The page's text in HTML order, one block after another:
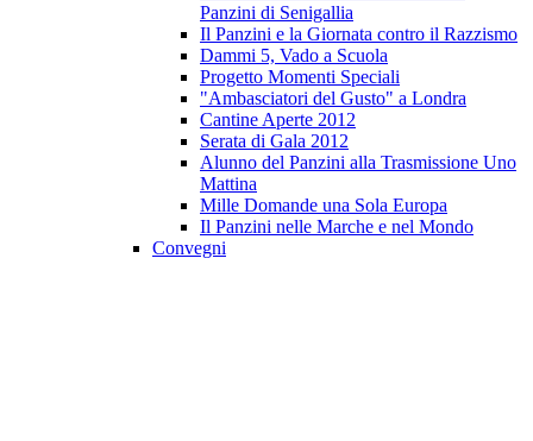
Panzini di Senigallia
Il Panzini e la Giornata contro il Razzismo
Dammi 5, Vado a Scuola
Progetto Momenti Speciali
"Ambasciatori del Gusto" a Londra
Cantine Aperte 2012
Serata di Gala 2012
Alunno del Panzini alla Trasmissione Uno
Mattina
Mille Domande una Sola Europa
Il Panzini nelle Marche e nel Mondo
Convegni